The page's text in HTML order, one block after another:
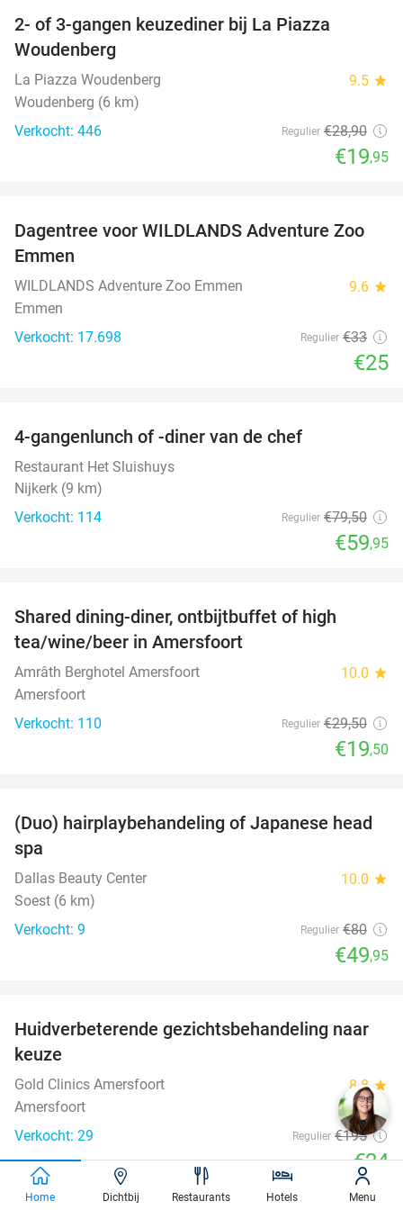
2- of 3-gangen keuzediner bij La Piazza
Woudenberg
La Piazza Woudenberg 9.5 star
Woudenberg (6 km)
Verkocht: 446
Regulier €28,90
€19,95
24%
Dagentree voor WILDLANDS Adventure Zoo
Emmen
WILDLANDS Adventure Zoo Emmen 9.6 star
Emmen
Verkocht: 17.698
Regulier €33
€25
4-gangenlunch of -diner van de chef
Restaurant Het Sluishuys
Nijkerk (9 km)
Verkocht: 114
Regulier €79,50
€59,95
Shared dining-diner, ontbijtbuffet of high
tea/wine/beer in Amersfoort
Amrâth Berghotel Amersfoort 10.0 star
Amersfoort
Verkocht: 110
Regulier €29,50
€19,50
38%
(Duo) hairplaybehandeling of Japanese head
spa
Dallas Beauty Center 10.0 star
Soest (6 km)
Verkocht: 9
Regulier €80
€49,95
88%
Huidverbeterende gezichtsbehandeling naar
keuze
Gold Clinics Amersfoort 8.8 star
Amersfoort
Verkocht: 29
Regulier €195
€24
favorite_border
Home Dichtbij Restaurants Hotels Menu